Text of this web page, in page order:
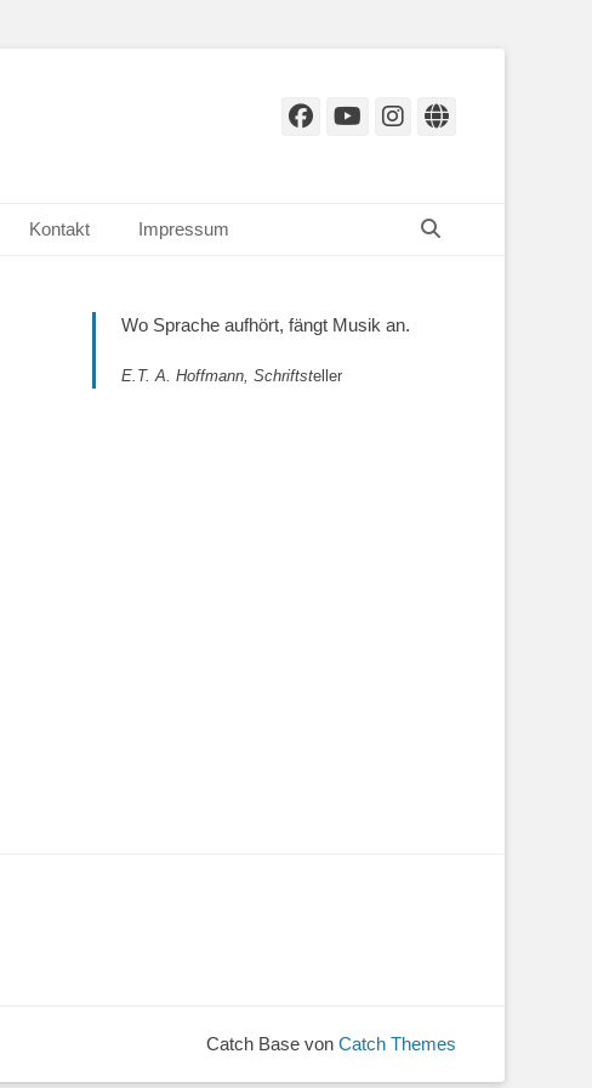
Facebook
YouTube
Instagram
Website
Kontakt Impressum
Wo Sprache aufhört, fängt Musik an.
E.T. A. Hoffmann, Schriftsteller
Catch Base von Catch Themes